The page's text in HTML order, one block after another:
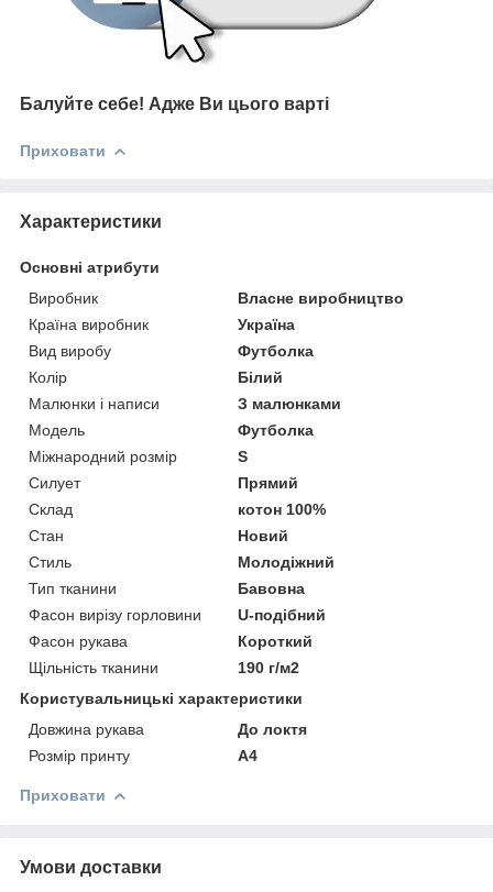
Балуйте себе! Адже Ви цього варті
Приховати
Характеристики
Основні атрибути
Виробник
Власне виробництво
Країна виробник
Україна
Вид виробу
Футболка
Колір
Білий
Малюнки і написи
З малюнками
Модель
Футболка
Міжнародний розмір
S
Силует
Прямий
Склад
котон 100%
Стан
Новий
Стиль
Молодіжний
Тип тканини
Бавовна
Фасон вирізу горловини
U-подібний
Фасон рукава
Короткий
Щільність тканини
190 г/м2
Користувальницькі характеристики
Довжина рукава
До локтя
Розмір принту
А4
Приховати
Умови доставки